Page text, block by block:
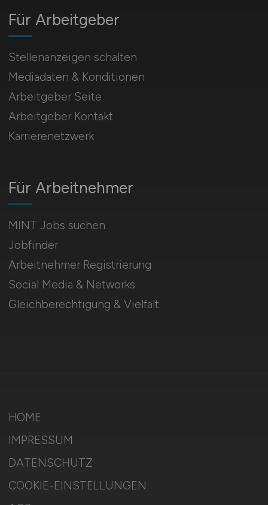
Für Arbeitnehmer
MINT Jobs suchen
Jobfinder
Arbeitnehmer Registrierung
Social Media & Networks
Gleichberechtigung & Vielfalt
Für Arbeitgeber
Stellenanzeigen schalten
Mediadaten & Konditionen
Arbeitgeber Seite
Arbeitgeber Kontakt
Karrierenetzwerk
HOME
IMPRESSUM
DATENSCHUTZ
COOKIE-EINSTELLUNGEN